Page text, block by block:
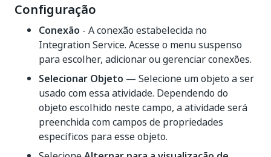
Configuração
Conexão - A conexão estabelecida no
Integration Service. Acesse o menu suspenso
para escolher, adicionar ou gerenciar conexões.
Selecionar Objeto — Selecione um objeto a ser
usado com essa atividade. Dependendo do
objeto escolhido neste campo, a atividade será
preenchida com campos de propriedades
específicos para esse objeto.